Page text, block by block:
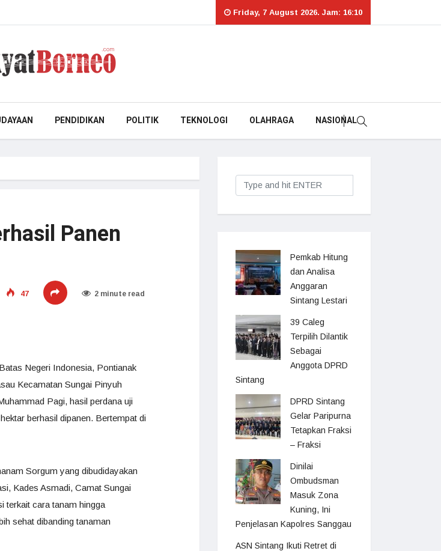
Friday, 7 August 2026. Jam: 16:10
PENDIDIKAN POLITIK TEKNOLOGI OLAHRAGA NASIONAL
Panen
47 2 minute read
Negeri Indonesia, Pontianak
Kecamatan Sungai Pinyuh
Pagi, hasil perdana uji
berhasil dipanen. Bertempat di
Sorgum yang dibudidayakan
Kades Asmadi, Camat Sungai
terkait cara tanam hingga
sehat dibanding tanaman
Pemkab Hitung
dan Analisa
Anggaran
Sintang Lestari
39 Caleg
Terpilih Dilantik
Sebagai
Anggota DPRD
Sintang
DPRD Sintang
Gelar Paripurna
Tetapkan Fraksi
– Fraksi
Dinilai
Ombudsman
Masuk Zona
Kuning, Ini
Penjelasan Kapolres Sanggau
ASN Sintang Ikuti Retret di